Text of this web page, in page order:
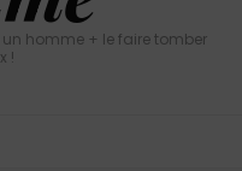
homme + le faire tomber
!